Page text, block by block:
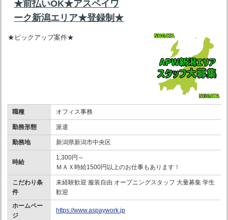
★前払いOK★アスペイワ
ーク新潟エリア★登録制★
★ピックアップ案件★
職種 オフィス事務
勤務形態 派遣
勤務地 新潟県新潟市中央区
時給
1,300円～
ＭＡＸ時給1500円以上のお仕事もあります！
こだわり条
件
未経験歓迎 服装自由 オープニングスタッフ 大量募集 学生
歓迎
ホームペー
ジ
https://www.aspaywork.jp